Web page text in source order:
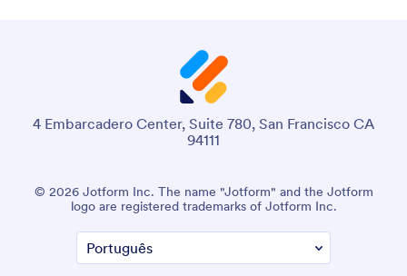
4 Embarcadero Center, Suite 780, San Francisco CA
94111
© 2026 Jotform Inc. O nome "Jotform" e o logotipo da
Jotform são marcas registradas da Jotform Inc.